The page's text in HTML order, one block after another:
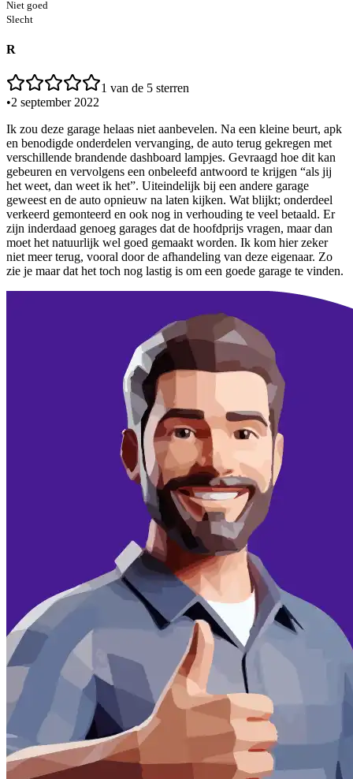
Niet goed
Slecht
R
1 van de 5 sterren
•2 september 2022
Ik zou deze garage helaas niet aanbevelen. Na een kleine beurt, apk
en benodigde onderdelen vervanging, de auto terug gekregen met
verschillende brandende dashboard lampjes. Gevraagd hoe dit kan
gebeuren en vervolgens een onbeleefd antwoord te krijgen “als jij
het weet, dan weet ik het”. Uiteindelijk bij een andere garage
geweest en de auto opnieuw na laten kijken. Wat blijkt; onderdeel
verkeerd gemonteerd en ook nog in verhouding te veel betaald. Er
zijn inderdaad genoeg garages dat de hoofdprijs vragen, maar dan
moet het natuurlijk wel goed gemaakt worden. Ik kom hier zeker
niet meer terug, vooral door de afhandeling van deze eigenaar. Zo
zie je maar dat het toch nog lastig is om een goede garage te vinden.